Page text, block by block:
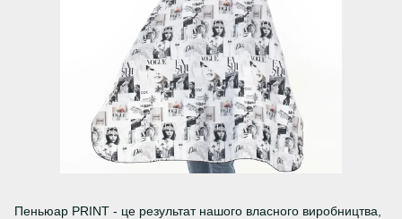
Пеньюар PRINT - це результат нашого власного виробництва,